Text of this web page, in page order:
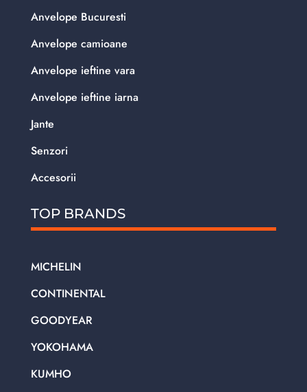
Anvelope Bucuresti
Anvelope camioane
Anvelope ieftine vara
Anvelope ieftine iarna
Jante
Senzori
Accesorii
TOP BRANDS
MICHELIN
CONTINENTAL
GOODYEAR
YOKOHAMA
KUMHO